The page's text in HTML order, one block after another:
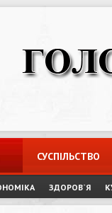
СУСПІЛЬСТВО
ЗДОРОВ`Я